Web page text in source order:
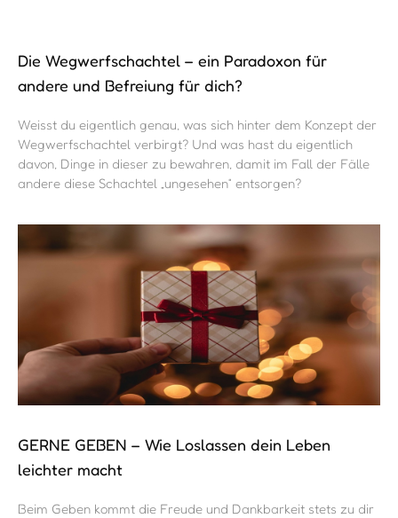
Die Wegwerfschachtel – ein Paradoxon für
andere und Befreiung für dich?
Weisst du eigentlich genau, was sich hinter dem Konzept der
Wegwerfschachtel verbirgt? Und was hast du eigentlich
davon, Dinge in dieser zu bewahren, damit im Fall der Fälle
andere diese Schachtel „ungesehen“ entsorgen?
GERNE GEBEN – Wie Loslassen dein Leben
leichter macht
Beim Geben kommt die Freude und Dankbarkeit stets zu dir